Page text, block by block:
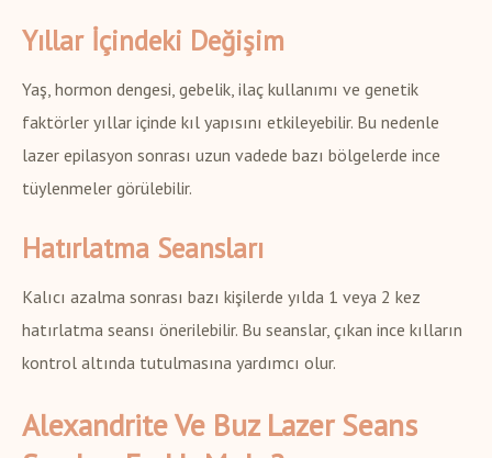
Yıllar İçindeki Değişim
Yaş, hormon dengesi, gebelik, ilaç kullanımı ve genetik
faktörler yıllar içinde kıl yapısını etkileyebilir. Bu nedenle
lazer epilasyon sonrası uzun vadede bazı bölgelerde ince
tüylenmeler görülebilir.
Hatırlatma Seansları
Kalıcı azalma sonrası bazı kişilerde yılda 1 veya 2 kez
hatırlatma seansı önerilebilir. Bu seanslar, çıkan ince kılların
kontrol altında tutulmasına yardımcı olur.
Alexandrite Ve Buz Lazer Seans